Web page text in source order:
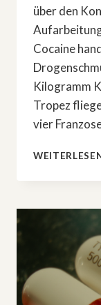
über den
Cocaine
Kilogramm
Tropez
vier